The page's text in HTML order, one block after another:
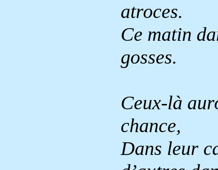
atroces.
Ce matin
gosses.
Ceux-là
chance,
Dans leur